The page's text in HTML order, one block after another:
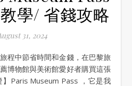
學/ 省錢攻略
31, 2024
博物館與美術館愛好者購買這張
】Paris Museum Pass ，它是我